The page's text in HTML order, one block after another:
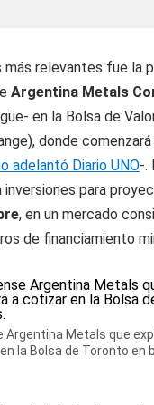
más relevantes fue la
Argentina Metals
en la Bolsa de
donde
adelantó Diario UNO-.
para
, en un mercado
de financiamiento
Argentina Metals que
la Bolsa de Toronto en